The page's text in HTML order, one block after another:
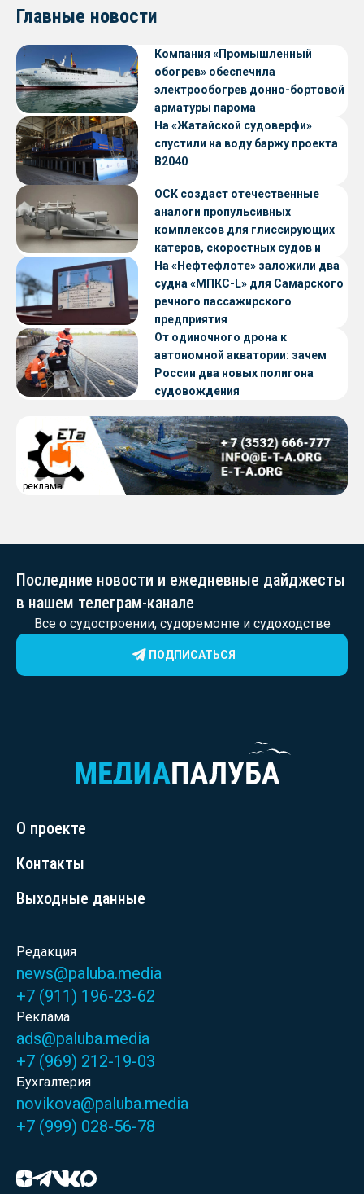
Главные новости
Компания «Промышленный
обогрев» обеспечила
электрообогрев донно-бортовой
арматуры парома
«Петропавловск» проекта CNF22
На «Жатайской судоверфи»
спустили на воду баржу проекта
В2040
ОСК создаст отечественные
аналоги пропульсивных
комплексов для глиссирующих
катеров, скоростных судов и
судов с малой осадкой
На «Нефтефлоте» заложили два
судна «МПКС-L» для Самарского
речного пассажирского
предприятия
От одиночного дрона к
автономной акватории: зачем
России два новых полигона
судовождения
реклама
Последние новости и ежедневные дайджесты
в нашем телеграм-канале
Все о судостроении, судоремонте и судоходстве
ПОДПИСАТЬСЯ
О проекте
Контакты
Выходные данные
Редакция
news@paluba.media
+7 (911) 196-23-62
Реклама
ads@paluba.media
+7 (969) 212-19-03
Бухгалтерия
novikova@paluba.media
+7 (999) 028-56-78